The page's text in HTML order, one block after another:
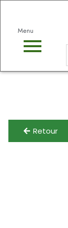
Menu
Retour